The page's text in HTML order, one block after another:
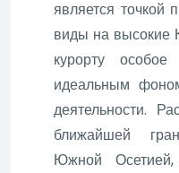
является точкой
виды на высокие
курорту
идеальным
деятельности.
ближайшей
Южной